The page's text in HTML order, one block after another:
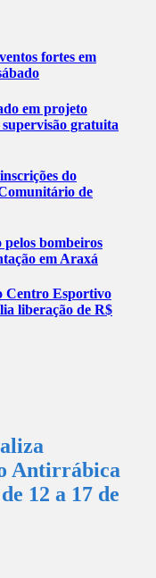
fortes em
em projeto
gratuita
do
de
pelos bombeiros
em Araxá
Centro Esportivo
liberação de R$
Antirrábica
12 a 17 de